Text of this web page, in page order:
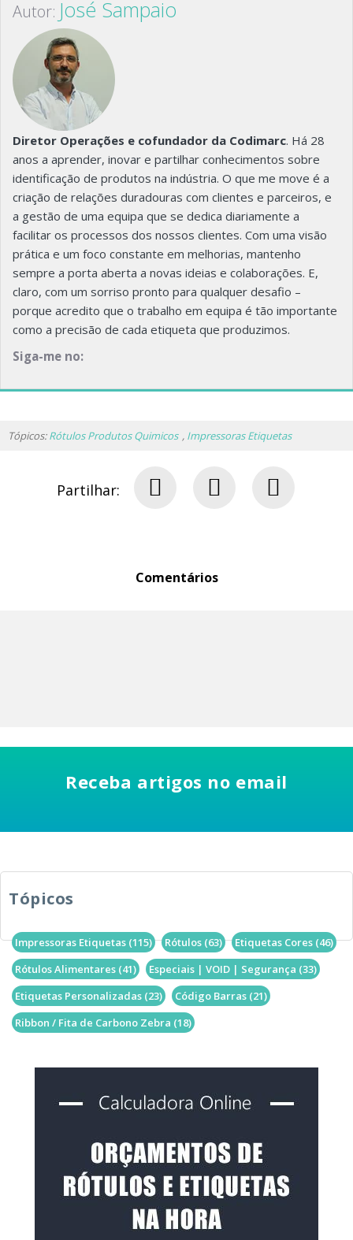
Autor: José Sampaio
Diretor Operações e cofundador da Codimarc. Há 28
anos a aprender, inovar e partilhar conhecimentos sobre
identificação de produtos na indústria. O que me move é a
criação de relações duradouras com clientes e parceiros, e
a gestão de uma equipa que se dedica diariamente a
facilitar os processos dos nossos clientes. Com uma visão
prática e um foco constante em melhorias, mantenho
sempre a porta aberta a novas ideias e colaborações. E,
claro, com um sorriso pronto para qualquer desafio –
porque acredito que o trabalho em equipa é tão importante
como a precisão de cada etiqueta que produzimos.
Siga-me no:
Tópicos:Rótulos Produtos Quimicos , Impressoras Etiquetas
Partilhar:
Comentários
Receba artigos no email
Tópicos
Impressoras Etiquetas (115) Rótulos (63) Etiquetas Cores (46)
Rótulos Alimentares (41) Especiais | VOID | Segurança (33)
Etiquetas Personalizadas (23) Código Barras (21)
Ribbon / Fita de Carbono Zebra (18)